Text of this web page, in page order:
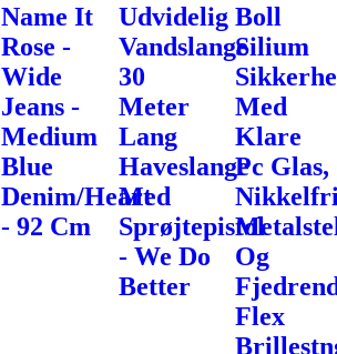
Name It
Rose -
Wide
Jeans -
Medium
Blue
Denim/Heart
- 92 Cm
Udvidelig
Vandslange
30
Meter
Lang
Haveslange
Med
Sprøjtepistol
- We Do
Better
Boll
Silium
Med
Klare
Pc Glas,
Og
Flex